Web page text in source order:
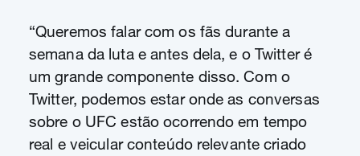
“Queremos falar com os fãs durante a
semana da luta e antes dela, e o Twitter é
um grande componente disso. Com o
Twitter, podemos estar onde as conversas
sobre o UFC estão ocorrendo em tempo
real e veicular conteúdo relevante criado